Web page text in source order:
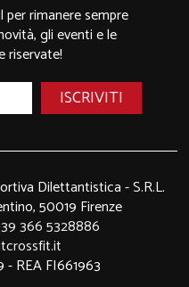
rimanere sempre
gli eventi e le
riservate!
Dilettantistica - S.R.L.
50019 Firenze
366 5328886
REA FI661963